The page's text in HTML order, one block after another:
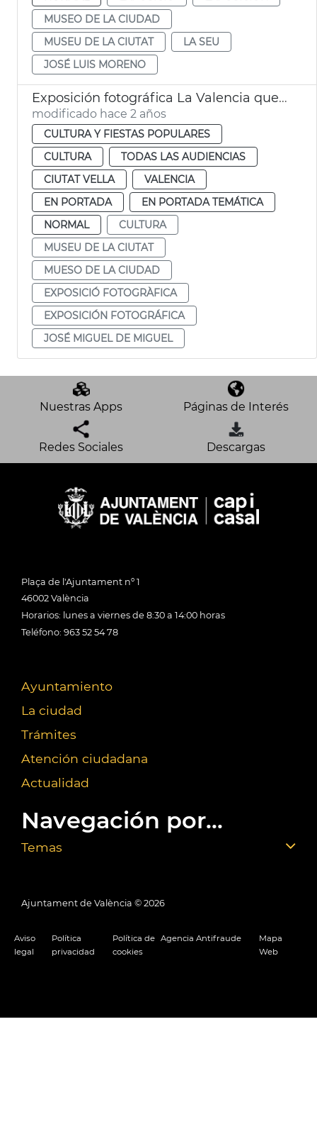
MUSEO DE LA CIUDAD
MUSEU DE LA CIUTAT
LA SEU
JOSÉ LUIS MORENO
Exposición fotográfica La Valencia que fue
modificado hace 2 años
CULTURA Y FIESTAS POPULARES
CULTURA
TODAS LAS AUDIENCIAS
CIUTAT VELLA
VALENCIA
EN PORTADA
EN PORTADA TEMÁTICA
NORMAL
CULTURA
MUSEU DE LA CIUTAT
MUESO DE LA CIUDAD
EXPOSICIÓ FOTOGRÀFICA
EXPOSICIÓN FOTOGRÁFICA
JOSÉ MIGUEL DE MIGUEL
Nuestras Apps Páginas de Interés
Redes Sociales Descargas
Plaça de l'Ajuntament nº 1
46002 València
Horarios: lunes a viernes de 8:30 a 14:00 horas
Teléfono: 963 52 54 78
Ayuntamiento
La ciudad
Trámites
Atención ciudadana
Actualidad
Navegación por...
Temas
Ajuntament de València © 2026
Aviso
legal
Política
privacidad
Política de
cookies
Agencia Antifraude
Mapa
Web